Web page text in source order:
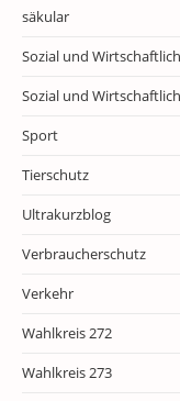
säkular
Sozial und Wirtschaftlich
Sozial und Wirtschaftlich
Sport
Tierschutz
Ultrakurzblog
Verbraucherschutz
Verkehr
Wahlkreis 272
Wahlkreis 273